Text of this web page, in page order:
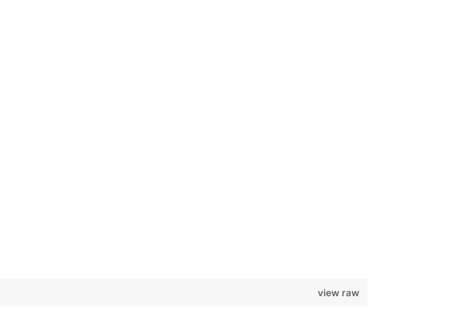
view raw